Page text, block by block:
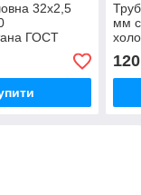
32х2,5
ГОСТ
мм